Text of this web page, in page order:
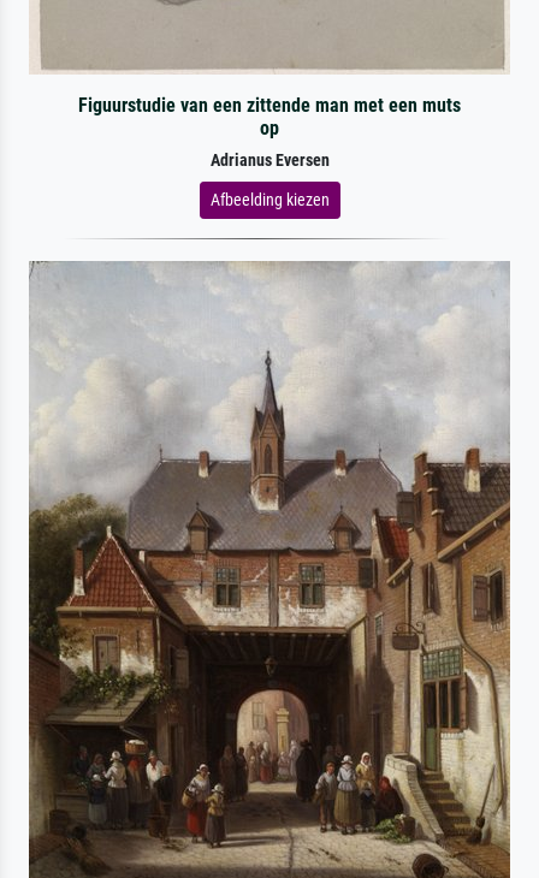
Figuurstudie van een zittende man met een muts
op
Adrianus Eversen
Afbeelding kiezen